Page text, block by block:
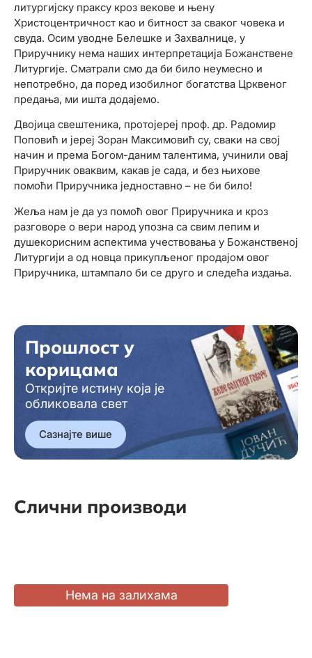
литургијску праксу кроз векове и њену
Христоцентричност као и битност за сваког човека и
свуда. Осим уводне Белешке и Захвалнице, у
Приручнику нема наших интерпретација Божанствене
Литургије. Сматрали смо да би било неумесно и
непотребно, да поред изобилног богатства Црквеног
предања, ми ишта додајемо.
Двојица свештеника, протојереј проф. др. Радомир
Поповић и јереј Зоран Максимовић су, сваки на свој
начин и према Богом-даним талентима, учинили овај
Приручник оваквим, какав је сада, и без њихове
помоћи Приручника једноставно – не би било!
Жеља нам је да уз помоћ овог Приручника и кроз
разговоре о вери народ упозна са свим лепим и
душекорисним аспектима учествовања у Божанственој
Литургији а од новца прикупљеног продајом овог
Приручника, штампало би се друго и следећа издања.
Прошлост у
корицама
Откријте истину која је
обликовала свет
Сазнајте више
Слични производи